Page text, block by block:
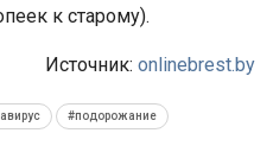
к старому).
Источник: onlinebrest.by
#подорожание